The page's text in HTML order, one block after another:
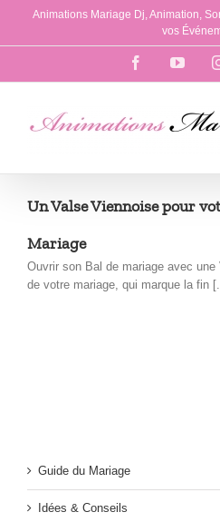
Passer
contenu
Animations Mariage Dj, Animation,
vos
Facebook
Un Valse Viennoise pour
Mariage
Ouvrir son Bal de mariage avec
de votre mariage, qui marque la fin
Guide du Mariage
Idées & Conseils